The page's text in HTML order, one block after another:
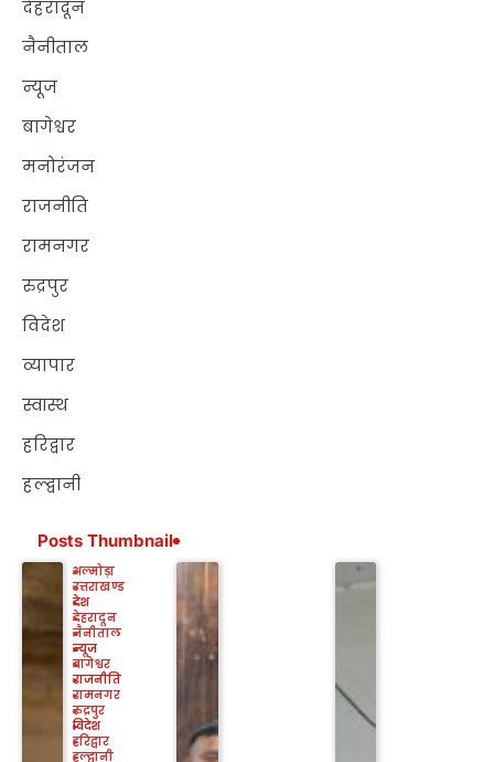
देहरादून
नैनीताल
न्यूज
बागेश्वर
मनोरंजन
राजनीति
रामनगर
रुद्रपुर
विदेश
व्यापार
स्वास्थ
हरिद्वार
हल्द्वानी
Posts Thumbnail
अल्मोड़ा
उत्तराखण्ड
देश
देहरादून
नैनीताल
न्यूज
बागेश्वर
राजनीति
रामनगर
रुद्रपुर
विदेश
हरिद्वार
हल्द्वानी